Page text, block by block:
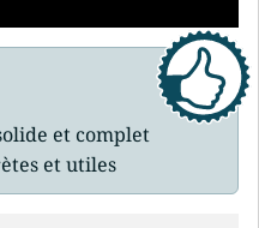
et complet
et utiles